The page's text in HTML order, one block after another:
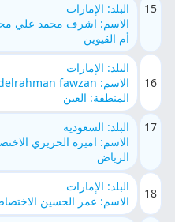
15
البلد: الإمارات
الاسم: اشرف محمد علي
أم القيوين
16
البلد: الإمارات
المنطقة: العين
17
البلد: السعودية
الاسم: اميرة الحريري
الرياض
18
البلد: الإمارات
الاسم: عمر الحسين